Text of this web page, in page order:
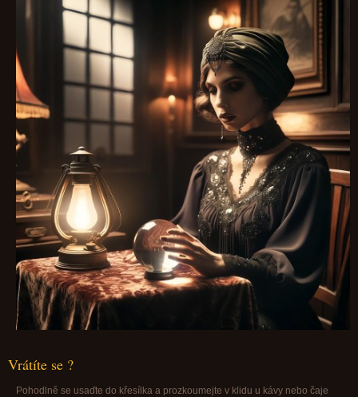
Vrátíte se ?
Pohodlně se usaďte do křesílka a prozkoumejte v klidu u kávy nebo čaje